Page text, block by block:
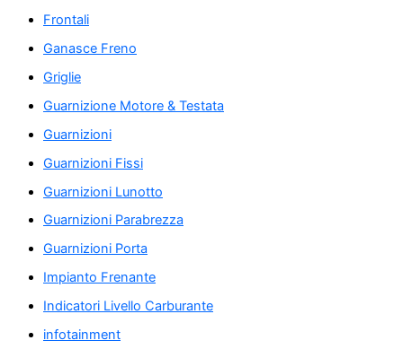
Frontali
Ganasce Freno
Griglie
Guarnizione Motore & Testata
Guarnizioni
Guarnizioni Fissi
Guarnizioni Lunotto
Guarnizioni Parabrezza
Guarnizioni Porta
Impianto Frenante
Indicatori Livello Carburante
infotainment